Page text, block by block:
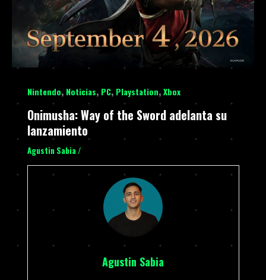
Nintendo, Noticias, PC, Playstation,Xbox
Onimusha: Way of the Sword adelanta su
lanzamiento
Agustin Sabia/
Agustin Sabia